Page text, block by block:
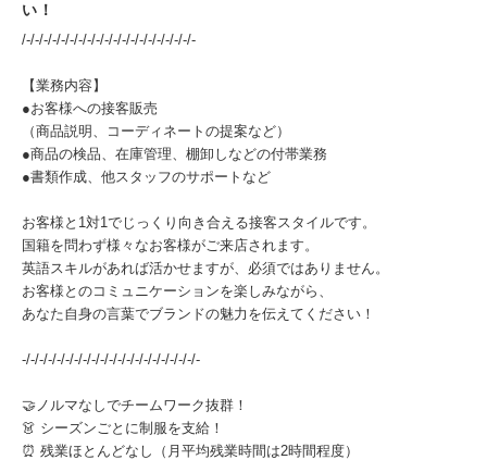
い！
/-/-/-/-/-/-/-/-/-/-/-/-/-/-/-/-/-/-/-/-
【業務内容】
●お客様への接客販売
（商品説明、コーディネートの提案など）
●商品の検品、在庫管理、棚卸しなどの付帯業務
●書類作成、他スタッフのサポートなど
お客様と1対1でじっくり向き合える接客スタイルです。
国籍を問わず様々なお客様がご来店されます。
英語スキルがあれば活かせますが、必須ではありません。
お客様とのコミュニケーションを楽しみながら、
あなた自身の言葉でブランドの魅力を伝えてください！
-/-/-/-/-/-/-/-/-/-/-/-/-/-/-/-/-/-/-/-/-
🤝ノルマなしでチームワーク抜群！
👗 シーズンごとに制服を支給！
⏰ 残業ほとんどなし（月平均残業時間は2時間程度）